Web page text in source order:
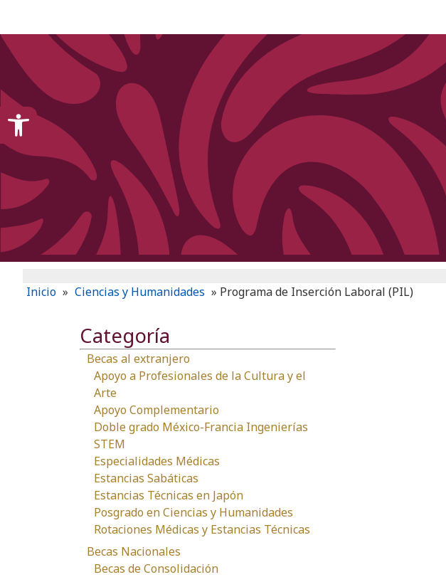
Inicio » Ciencias y Humanidades » Programa de Inserción Laboral (PIL)
Categoría
Becas al extranjero
Apoyo a Profesionales de la Cultura y el
Arte
Apoyo Complementario
Doble grado México-Francia Ingenierías
STEM
Especialidades Médicas
Estancias Sabáticas
Estancias Técnicas en Japón
Posgrado en Ciencias y Humanidades
Rotaciones Médicas y Estancias Técnicas
Becas Nacionales
Becas de Consolidación
Open toolbar